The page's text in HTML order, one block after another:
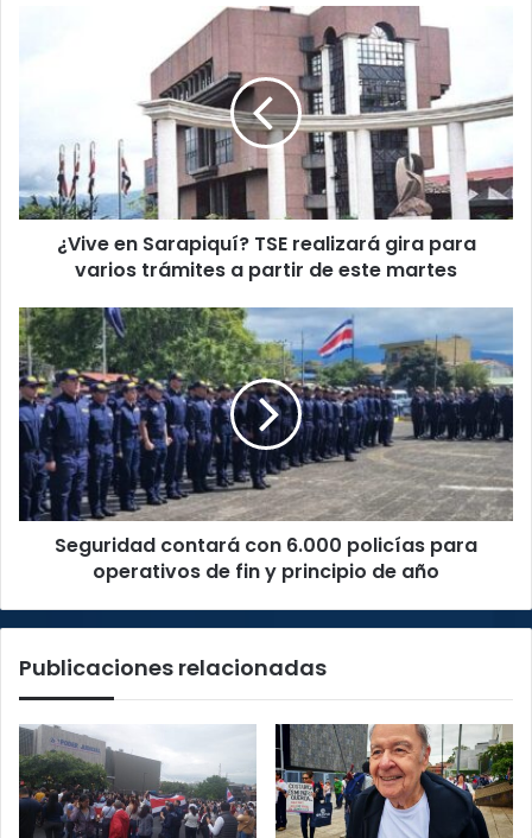
para
varios
trámites
este
martes
¿Vive en Sarapiquí? TSE realizará gira para
varios trámites a partir de este martes
Seguridad
contará
con
6.000
policías
para
operativos
de
fin
Seguridad contará con 6.000 policías para
operativos de fin y principio de año
Publicaciones relacionadas